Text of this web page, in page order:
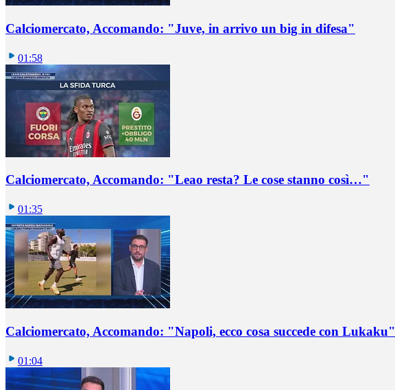
Calciomercato, Accomando: "Juve, in arrivo un big in difesa"
01:58
Calciomercato, Accomando: "Leao resta? Le cose stanno così…"
01:35
Calciomercato, Accomando: "Napoli, ecco cosa succede con Lukaku"
01:04